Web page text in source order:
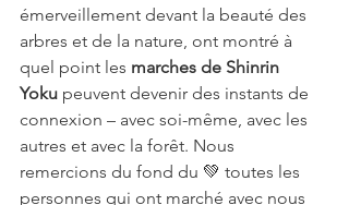
émerveillement devant la beauté des
arbres et de la nature, ont montré à
quel point les marches de Shinrin
Yoku peuvent devenir des instants de
connexion – avec soi-même, avec les
autres et avec la forêt. Nous
remercions du fond du 💚 toutes les
personnes qui ont marché avec nous